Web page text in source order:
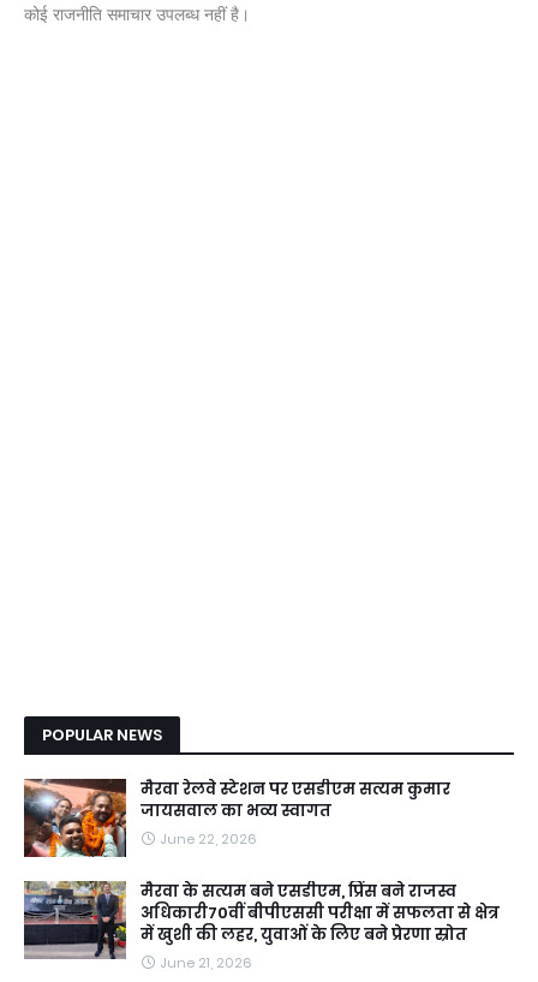
कोई राजनीति समाचार उपलब्ध नहीं है।
POPULAR NEWS
मैरवा रेलवे स्टेशन पर एसडीएम सत्यम कुमार
जायसवाल का भव्य स्वागत
June 22, 2026
मैरवा के सत्यम बने एसडीएम, प्रिंस बने राजस्व
अधिकारी70वीं बीपीएससी परीक्षा में सफलता से क्षेत्र
में खुशी की लहर, युवाओं के लिए बने प्रेरणा स्रोत
June 21, 2026